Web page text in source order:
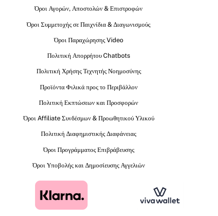
Όροι Αγορών, Αποστολών & Επιστροφών
Όροι Συμμετοχής σε Παιχνίδια & Διαγωνισμούς
Όροι Παραχώρησης Video
Πολιτική Απορρήτου Chatbots
Πολιτική Χρήσης Τεχνητής Νοημοσύνης
Προϊόντα Φιλικά προς το Περιβάλλον
Πολιτική Εκπτώσεων και Προσφορών
Όροι Affiliate Συνδέσμων & Προωθητικού Υλικού
Πολιτική Διαφημιστικής Διαφάνειας
Όροι Προγράμματος Επιβράβευσης
Όροι Υποβολής και Δημοσίευσης Αγγελιών